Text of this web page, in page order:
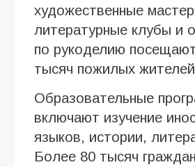
художественные
литературные клубы и
по рукоделию
тысяч пожилых
Образовательные
включают изучение
языков, истории,
Более 80 тысяч